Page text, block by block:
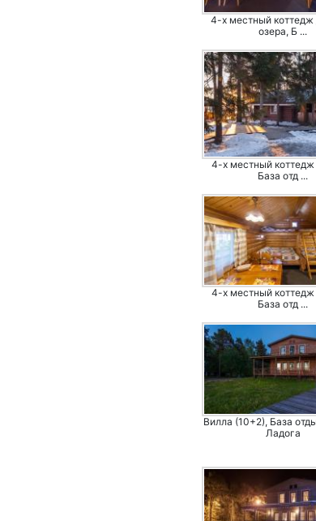
4-х местный коттедж
озера, Б ...
4-х местный
База отд ...
4-х местный
База отд ...
Вилла (10+2), База
Ладога